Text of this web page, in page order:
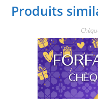
Produits